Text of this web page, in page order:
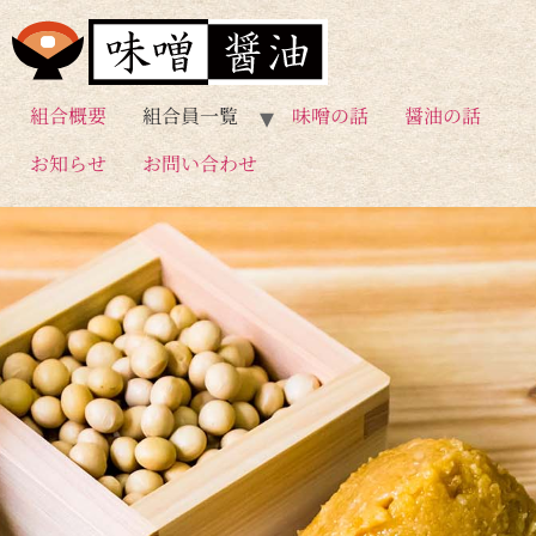
組合概要 組合員一覧 味噌の話
醤油の話
お知らせ
お問い合わせ